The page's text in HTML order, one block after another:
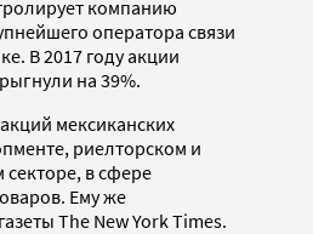
компанию
оператора связи
В 2017 году акции
на 39%.
мексиканских
риелторском и
в сфере
Ему же
The New York Times.